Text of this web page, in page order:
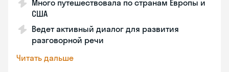
Много путешествовала по странам Европы и
США
Ведет активный диалог для развития
разговорной речи
Читать дальше